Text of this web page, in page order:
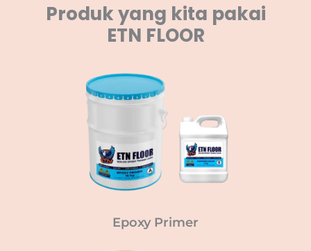
Epoxy Primer
Produk yang kita pakai
ETN FLOOR